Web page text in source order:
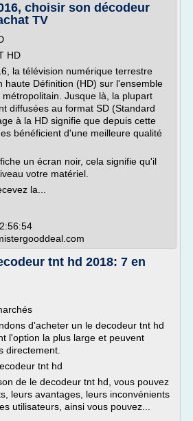
choisir son décodeur
TV
HD
la télévision numérique terrestre
haute Définition (HD) sur l'ensemble
Jusque là, la plupart
diffusées au format SD (Standard
à la HD signifie que depuis cette
bénéficient d'une meilleure qualité
un écran noir, cela signifie qu'il
votre matériel.
la...
tnt hd 2018: 7 en
d'acheter un le decodeur tnt hd
l'option la plus large et peuvent
directement.
tnt hd
de le decodeur tnt hd, vous pouvez
leurs avantages, leurs inconvénients
utilisateurs, ainsi vous pouvez...